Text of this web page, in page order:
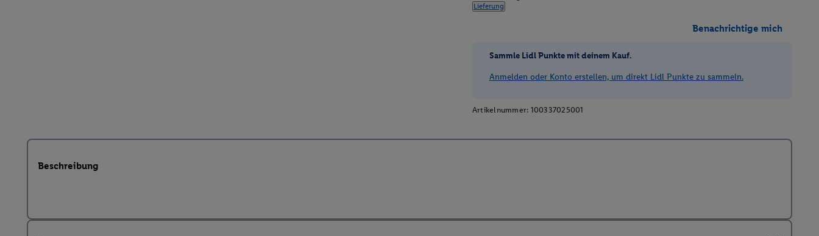
Lieferung
Benachrichtige mich
Sammle Lidl Punkte mit deinem Kauf.
Anmelden oder Konto erstellen, um direkt Lidl Punkte zu sammeln.
Artikelnummer: 100337025001
Beschreibung